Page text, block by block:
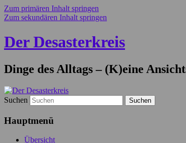
Zum primären Inhalt springen
Zum sekundären Inhalt springen
Der Desasterkreis
Dinge des Alltags – (K)eine
Suchen
Hauptmenü
Übersicht